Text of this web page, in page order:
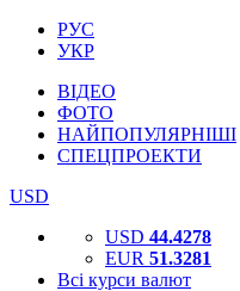
РУС
УКР
ВІДЕО
ФОТО
НАЙПОПУЛЯРНІШІ
СПЕЦПРОЕКТИ
USD
USD 44.4278
EUR 51.3281
Всі курси валют